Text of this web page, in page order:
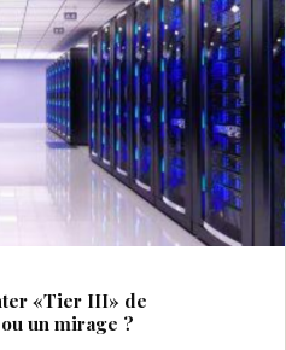
«Tier III» de
un mirage ?